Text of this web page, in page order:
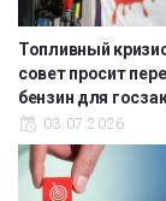
Топливный
совет просит
бензин для
03.07.2026